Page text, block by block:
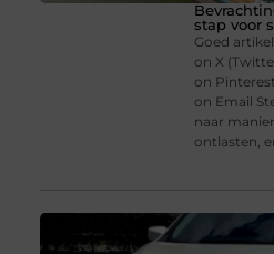
stap voor
Goed
on X
on
on Email
naar
ontlasten,